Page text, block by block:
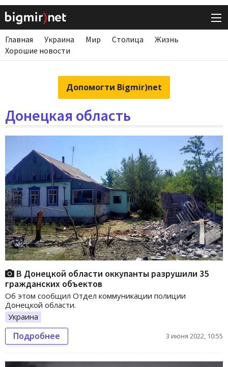
Главная Украина Мир Столица
Жизнь
Хорошие новости
Допомогти Bigmir)net
Донецкая область
В Донецкой области оккупанты разрушили 35
гражданских объектов
Об этом сообщил Отдел коммуникации полиции
Донецкой области.
Украина
Подробнее 3 июня 2022, 10:55